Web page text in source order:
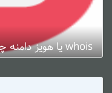
whois یا هویز دامنه چیست؟